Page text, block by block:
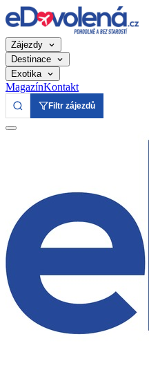
Zájezdy
Destinace
Exotika
MagazínKontakt
Filtr zájezdů